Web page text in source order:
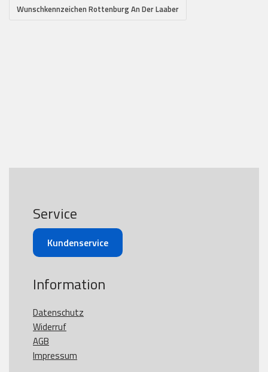
Wunschkennzeichen Rottenburg An Der Laaber
Service
Kundenservice
Information
Datenschutz
Widerruf
AGB
Impressum